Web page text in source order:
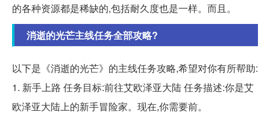
的各种资源都是稀缺的,包括耐久度也是一样。而且。
消逝的光芒主线任务全部攻略?
以下是《消逝的光芒》的主线任务攻略,希望对你有所帮助:
1. 新手上路 任务目标:前往艾欧泽亚大陆 任务描述:你是艾
欧泽亚大陆上的新手冒险家。现在,你需要前。